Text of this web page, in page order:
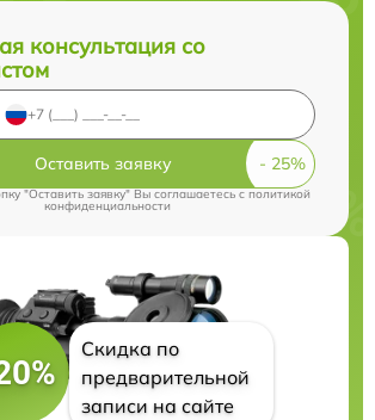
консультация со
Оставить заявку
"Оставить заявку" Вы соглашаетесь cполитикой
конфиденциальности
Скидка по
предварительной
записи на сайте